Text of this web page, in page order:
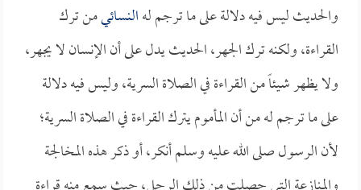
والحديث ليس فيه دلالة على ما ترجم لهالنسائيمن ترك
القراءة، ولكنه ترك الجهر، الحديث يدل على أن الإنسان لا يجهر،
ولا يظهر شيئاً من القراءة في الصلاة السرية، وليس فيه دلالة
على ما ترجم له من أن المأموم يترك القراءة في الصلاة السرية؛
لأن الرسول صلى الله عليه وسلم أنكر، أو ذكر هذه المخالجة